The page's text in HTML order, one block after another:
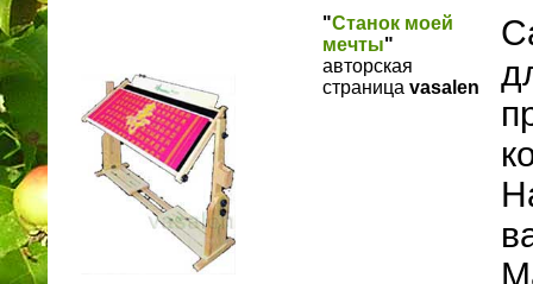
"Станок моей
мечты"
авторская
страница vasalen